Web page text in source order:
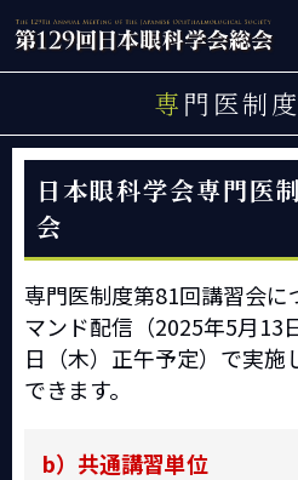
専門医制
日本眼科学会専門
会
専門医制度第81回講習会
マンド配信（2025年5月13
日（木）正午予定）で実施
できます。
b）共通講習単位